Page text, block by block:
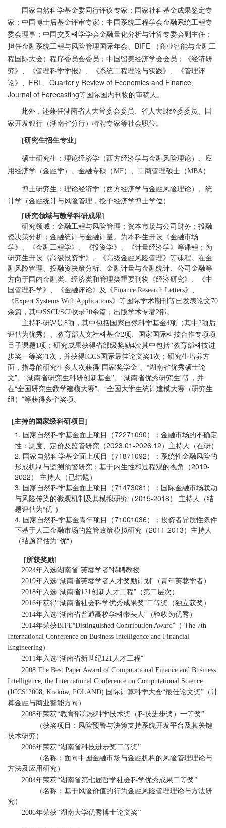
国家自然科学基金委同行评议专家；国家社科基金成果鉴定专
家；中国博士后基金评审专家；中国系统工程学会金融系统工程专
委会理事；中国交叉科学学会金融量化分析与计算专委会副主任；
担任金融系统工程与风险管理国际年会、BIFE （商业智能与金融工
程国际大会）程序委员会委员；中国留美经济学会会员；《经济研
究》、《管理科学学报》、《系统工程理论与实践》、《管理评
论》、FRL、Quarterly Review of Economics and Finance、
Journal of Forecasting等国际国内刊物的审稿人。
此外，还兼任湖南省人大常委会委员、省人大财经委委员、国
家开发银行（湖南省分行）特聘专家等社会职位。
[研究生招生专业]
硕士研究生：理论经济学（西方经济学与金融风险理论）、应
用经济学（金融学）、金融专硕（MF）、工商管理硕士（MBA）
博士研究生：理论经济学（西方经济学与金融风险理论）、统
计学（金融统计与风险管理，授予经济学博士学位）
[研究领域与教学科研成果]
研究领域：金融工程与风险管理；资本市场与公司财务；投融
资决策分析；金融统计与金融计量。为本科生开设《金融市场
学》、《金融工程学》、《投资学》、《计量经济学》等课程；为
研究生开设《高级投资学》、《高级金融风险管理》等课程。在金
融风险管理、投融资决策分析、金融计量与金融统计、公司金融等
方向于国内金融类、经济类和管理类重要刊物《经济研究》、《中
国管理科学》、《金融评论》及《Finance Research Letters》、
《Expert Systems With Applications》 等国际学术期刊等已发表论文70
余篇，其中 SSCI/SCI收录20余篇；出版学术专著2部。
主持科研课题8项，其中包括国家自然科学基金4项（其中2项后
评估为优秀）、教育部人文社科基金2项、国家国际科技合作专项项
目子课题1项；研究成果获得省部级奖励4次其中包括“教育部科技进
步奖一等奖”1次，并获得ICCS国际最佳论文奖1次；研究生培养方
面，指导的研究生多人次获得“国家奖学金”、“湖南省优秀硕士论
文”、“湖南省研究生科研创新基金”、“湖南省优秀研究生”等，并
在“全国研究生数学建模大赛”、“全国大学生统计建模大赛（研究生
组）”等获得多个奖项。
[主持的国家级科研项目]
1. 国家自然科学基金面上项目（72271090）：金融市场的不确定
性：测度、定价及监管研究（2023.01-2026.12）主持人（在研）
2. 国家自然科学基金面上项目（71871092）：系统性金融风险的
形成机制与监测预警研究：基于内生性和过程观的视角（2019-
2022） 主持人（已结题）
3. 国家自然科学基金面上项目（71473081）：国际金融市场联动
与风险传染的微观机制及其模拟研究（2015-2018） 主持人（结
题评估为“优“）
4. 国家自然科学基金青年项目（71001036）：投资者异质性条件
下基于人工金融市场的监管政策模拟研究（2011-2013）主持人
（结题评估为“优“）
[所获奖励]
2024年入选湖南省“芙蓉学者”特聘教授
2019年入选“湖南省芙蓉学者人才奖励计划” （青年芙蓉学者）
2018年入选“湖南省121创新人才工程”（第二层次）
2016年获得“湖南省社会科学优秀成果奖”二等奖（独立获奖）
2014年入选“湖南省普通高校学科带头人”（验收为优秀）
2014年荣获BIFE“Distinguished Contribution Award”（ The 7th
International Conference on Business Intelligence and Financial
Engineering）
2011年入选“湖南省新世纪121 人才工程”
2008 The Best Paper Award of Computational Finance and Business
Intelligence, the International Conference on Computational Science
(ICCS’2008, Kraków, POLAND) 国际计算科学大会“最佳论文奖” （计
算金融与商业智能方向）
2008年荣获“教育部高校科学技术奖（科技进步奖）一等奖”
（获奖项目：风险预警与决策支持系统开发平台及其关键
技术研究）
2006年荣获“湖南省科技进步奖二等奖”
（名称：面向中国金融市场与金融机构的风险管理理论与
方法及应用研究）
2004年荣获“湖南省第七届哲学社会科学优秀成果二等奖”
（名称：基于风险价值的行为金融风险管理理论与方法研
究）
2006年荣获“湖南大学优秀博士论文奖”